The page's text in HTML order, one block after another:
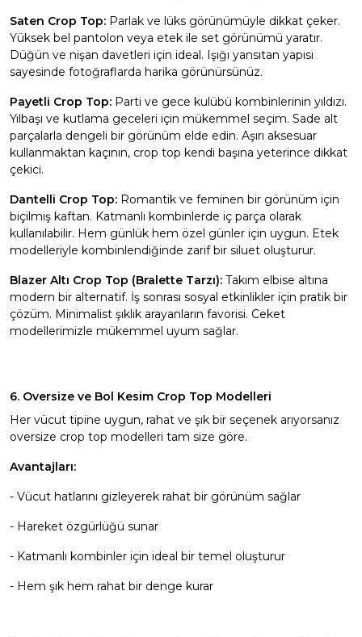
Saten Crop Top: Parlak ve lüks görünümüyle dikkat çeker.
Yüksek bel pantolon veya etek ile set görünümü yaratır.
Düğün ve nişan davetleri için ideal. Işığı yansıtan yapısı
sayesinde fotoğraflarda harika görünürsünüz.
Payetli Crop Top: Parti ve gece kulübü kombinlerinin yıldızı.
Yılbaşı ve kutlama geceleri için mükemmel seçim. Sade alt
parçalarla dengeli bir görünüm elde edin. Aşırı aksesuar
kullanmaktan kaçının, crop top kendi başına yeterince dikkat
çekici.
Dantelli Crop Top: Romantik ve feminen bir görünüm için
biçilmiş kaftan. Katmanlı kombinlerde iç parça olarak
kullanılabilir. Hem günlük hem özel günler için uygun. Etek
modelleriyle kombinlendiğinde zarif bir siluet oluşturur.
Blazer Altı Crop Top (Bralette Tarzı): Takım elbise altına
modern bir alternatif. İş sonrası sosyal etkinlikler için pratik bir
çözüm. Minimalist şıklık arayanların favorisi. Ceket
modellerimizle mükemmel uyum sağlar.
6. Oversize ve Bol Kesim Crop Top Modelleri
Her vücut tipine uygun, rahat ve şık bir seçenek arıyorsanız
oversize crop top modelleri tam size göre.
Avantajları:
- Vücut hatlarını gizleyerek rahat bir görünüm sağlar
- Hareket özgürlüğü sunar
- Katmanlı kombinler için ideal bir temel oluşturur
- Hem şık hem rahat bir denge kurar